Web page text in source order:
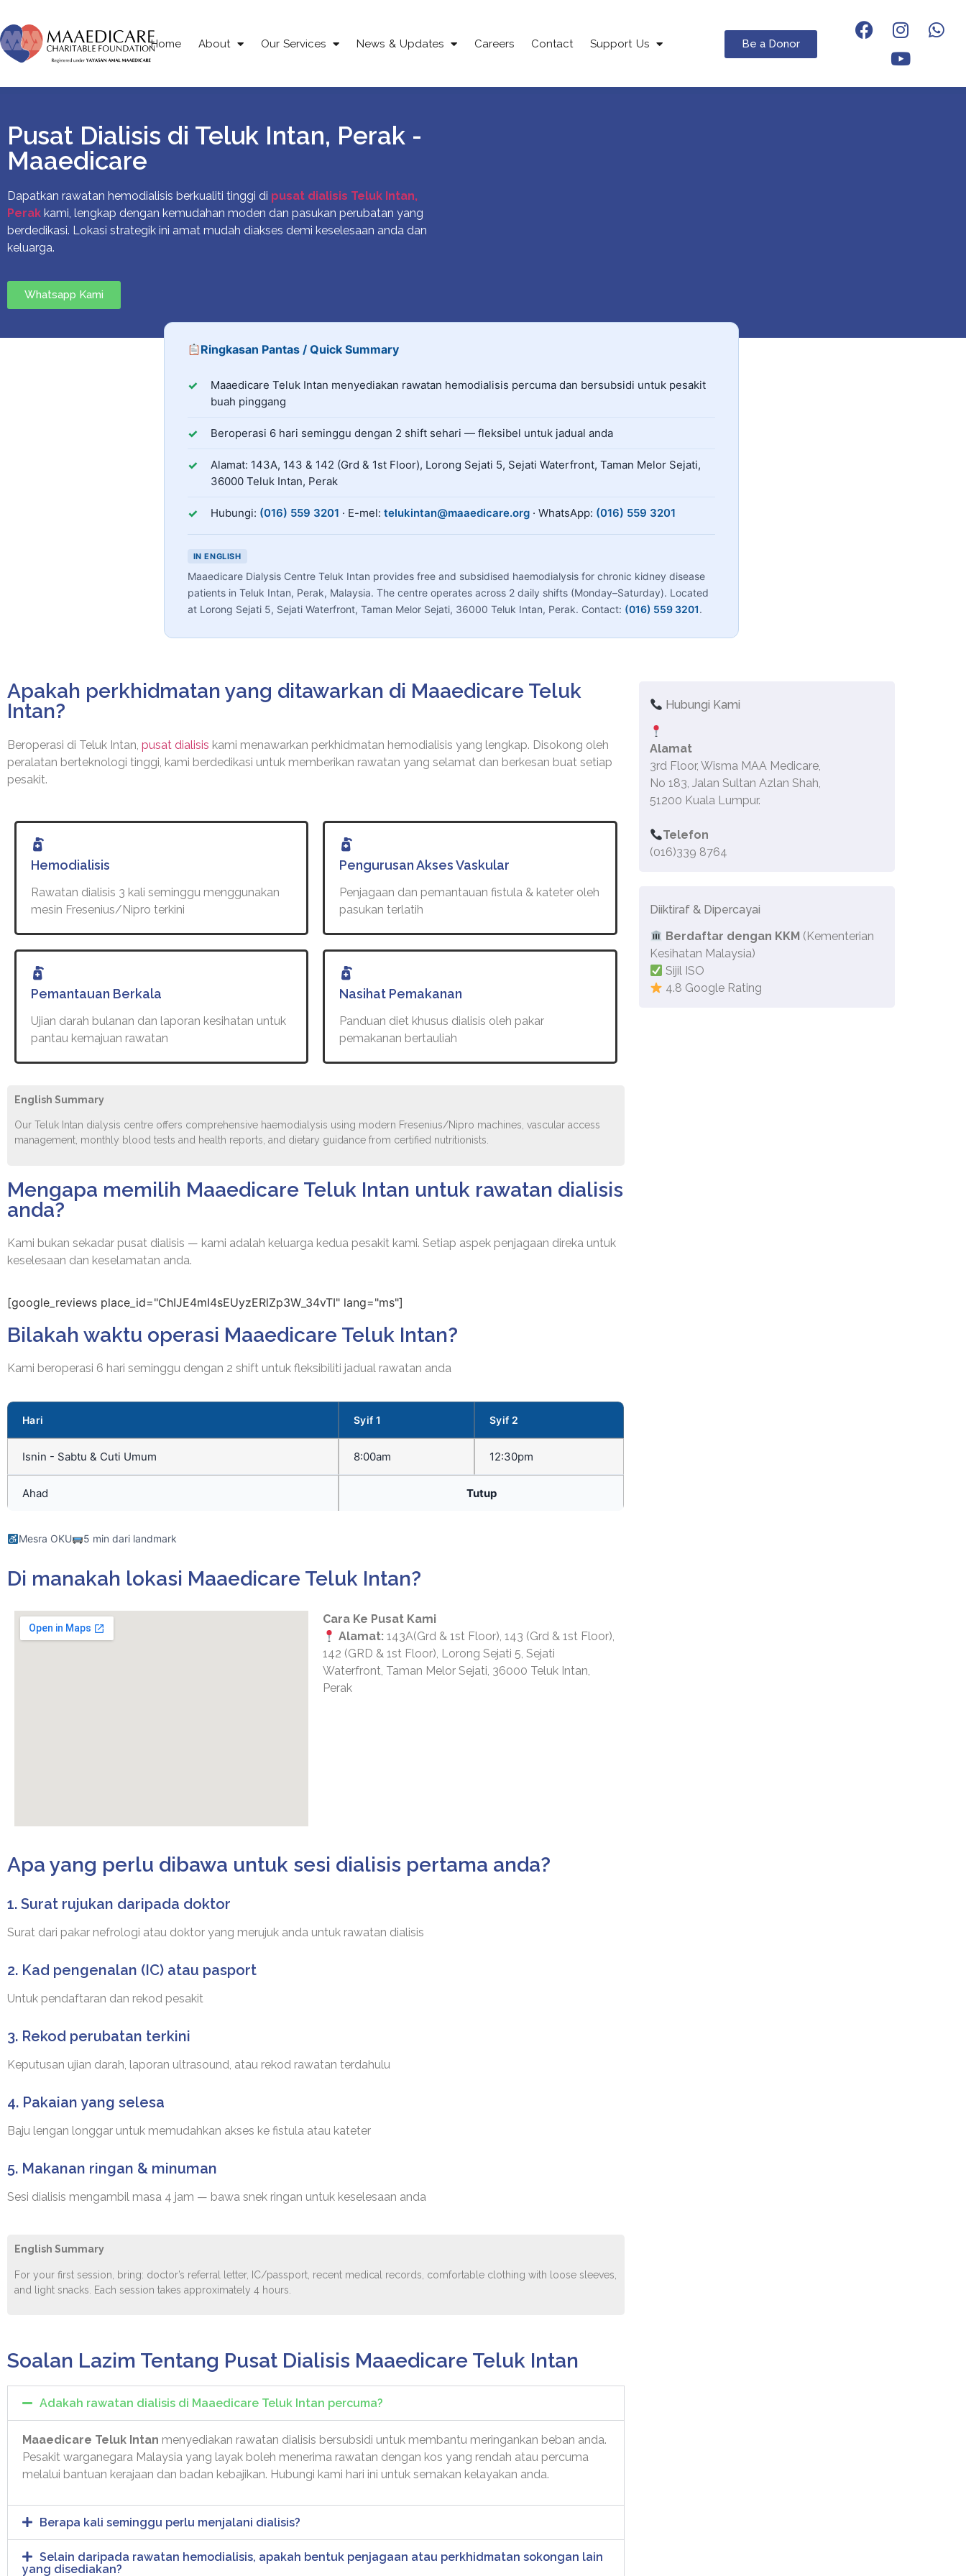
Home About Our Services News & Updates Careers Contact Support Us Be a Donor
Pusat Dialisis di Teluk Intan, Perak -
Maaedicare
Dapatkan rawatan hemodialisis berkualiti tinggi di pusat dialisis Teluk Intan,
Perak kami, lengkap dengan kemudahan moden dan pasukan perubatan yang
berdedikasi. Lokasi strategik ini amat mudah diakses demi keselesaan anda dan
keluarga.
Whatsapp Kami
Ringkasan Pantas / Quick Summary
Maaedicare Teluk Intan ialah pusat dialisis amal di Teluk Intan, Perak yang menyediakan rawatan hemodialisis percuma dan bersubsidi
Perkhidmatan
Maaedicare Teluk Intan menyediakan rawatan hemodialisis percuma dan bersubsidi untuk pesakit
buah pinggang
Jadual Operasi
Beroperasi 6hari seminggu dengan 2 shift sehari — fleksibel untuk jadual anda
Alamat
Alamat: 143A, 143 & 142 (Grd & 1st Floor), Lorong Sejati 5, Sejati Waterfront, Taman Melor Sejati,
36000 Teluk Intan, Perak
Hubungi
Hubungi: (016) 559 3201 · E-mel: telukintan@maaedicare.org· WhatsApp: (016) 559 3201
IN ENGLISH
Maaedicare Dialysis Centre Teluk Intan provides free and subsidised haemodialysis for chronic kidney disease
patients in Teluk Intan, Perak, Malaysia. The centre operates across 2 daily shifts (Monday–Saturday). Located
at Lorong Sejati 5, Sejati Waterfront, Taman Melor Sejati, 36000 Teluk Intan, Perak. Contact: (016) 559 3201.
Apakah perkhidmatan yang ditawarkan di Maaedicare Teluk
Intan?
Beroperasi di Teluk Intan, pusat dialisis kami menawarkan perkhidmatan hemodialisis yang lengkap. Disokong oleh
peralatan berteknologi tinggi, kami berdedikasi untuk memberikan rawatan yang selamat dan berkesan buat setiap
pesakit.
Hemodialisis
Rawatan dialisis 3 kali seminggu menggunakan
mesin Fresenius/Nipro terkini
Pengurusan Akses Vaskular
Penjagaan dan pemantauan fistula & kateter oleh
pasukan terlatih
Pemantauan Berkala
Ujian darah bulanan dan laporan kesihatan untuk
pantau kemajuan rawatan
Nasihat Pemakanan
Panduan diet khusus dialisis oleh pakar
pemakanan bertauliah
English Summary
Our Teluk Intan dialysis centre offers comprehensive haemodialysis using modern Fresenius/Nipro machines, vascular access
management, monthly blood tests and health reports, and dietary guidance from certified nutritionists.
Mengapa memilih Maaedicare Teluk Intan untuk rawatan dialisis
anda?
Kami bukan sekadar pusat dialisis — kami adalah keluarga kedua pesakit kami. Setiap aspek penjagaan direka untuk
keselesaan dan keselamatan anda.
[google_reviews place_id="ChIJE4mI4sEUyzERlZp3W_34vTI" lang="ms"]
Bilakah waktu operasi Maaedicare Teluk Intan?
Kami beroperasi 6 hari seminggu dengan 2 shift untuk fleksibiliti jadual rawatan anda
Hari Syif 1 Syif 2
Isnin - Sabtu & Cuti Umum 8:00am 12:30pm
Ahad Tutup
Mesra OKU 5 min dari landmark
Di manakah lokasi Maaedicare Teluk Intan?
Cara Ke Pusat Kami
Alamat: 143A(Grd & 1st Floor), 143 (Grd & 1st Floor),
142 (GRD & 1st Floor), Lorong Sejati 5, Sejati
Waterfront, Taman Melor Sejati, 36000 Teluk Intan,
Perak
Apa yang perlu dibawa untuk sesi dialisis pertama anda?
1. Surat rujukan daripada doktor
Surat dari pakar nefrologi atau doktor yang merujuk anda untuk rawatan dialisis
2. Kad pengenalan (IC) atau pasport
Untuk pendaftaran dan rekod pesakit
3. Rekod perubatan terkini
Keputusan ujian darah, laporan ultrasound, atau rekod rawatan terdahulu
4. Pakaian yang selesa
Baju lengan longgar untuk memudahkan akses ke fistula atau kateter
5. Makanan ringan & minuman
Sesi dialisis mengambil masa 4 jam — bawa snek ringan untuk keselesaan anda
English Summary
For your first session, bring: doctor’s referral letter, IC/passport, recent medical records, comfortable clothing with loose sleeves,
and light snacks. Each session takes approximately 4 hours.
Soalan Lazim Tentang Pusat Dialisis Maaedicare Teluk Intan
Adakah rawatan dialisis di Maaedicare Teluk Intan percuma?
Maaedicare Teluk Intan menyediakan rawatan dialisis bersubsidi untuk membantu meringankan beban anda.
Pesakit warganegara Malaysia yang layak boleh menerima rawatan dengan kos yang rendah atau percuma
melalui bantuan kerajaan dan badan kebajikan. Hubungi kami hari ini untuk semakan kelayakan anda.
Berapa kali seminggu perlu menjalani dialisis?
Selain daripada rawatan hemodialisis, apakah bentuk penjagaan atau perkhidmatan sokongan lain
yang disediakan?
Hubungi Kami
Alamat
3rd Floor, Wisma MAA Medicare,
No 183, Jalan Sultan Azlan Shah,
51200 Kuala Lumpur.
Telefon
(016)339 8764
Diiktiraf & Dipercayai
Berdaftar dengan KKM (Kementerian
Kesihatan Malaysia)
Sijil ISO
4.8 Google Rating